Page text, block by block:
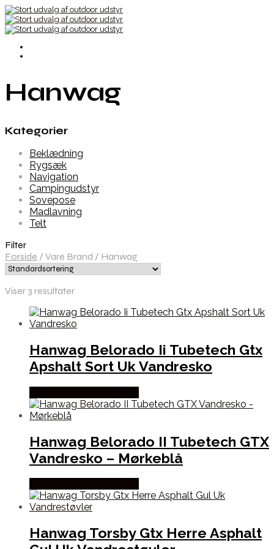
Hanwag
Kategorier
Beklædning
Rygsæk
Navigation
Campingudstyr
Sovepose
Madlavning
Telt
Filter
Forside / Vare Brand / Hanwag
Viser 3 resultater
Hanwag Belorado Ii Tubetech Gtx
Apshalt Sort Uk Vandresko
Hanwag Belorado II Tubetech GTX
Vandresko – Mørkeblå
Hanwag Torsby Gtx Herre Asphalt